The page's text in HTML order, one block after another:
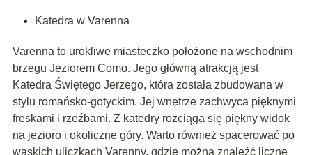
Katedra w Varenna
Varenna to urokliwe miasteczko położone na wschodnim
brzegu Jeziorem Como. Jego główną atrakcją jest
Katedra Świętego Jerzego, która została zbudowana w
stylu romańsko-gotyckim. Jej wnętrze zachwyca pięknymi
freskami i rzeźbami. Z katedry rozciąga się piękny widok
na jezioro i okoliczne góry. Warto również spacerować po
wąskich uliczkach Varenny, gdzie można znaleźć liczne